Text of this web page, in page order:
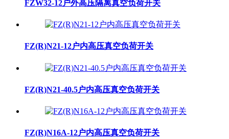
FZW32-12户外高压隔离真空负荷开关
FZ(R)N21-12户内高压真空负荷开关
FZ(R)N21-40.5户内高压真空负荷开关
FZ(R)N16A-12户内高压真空负荷开关